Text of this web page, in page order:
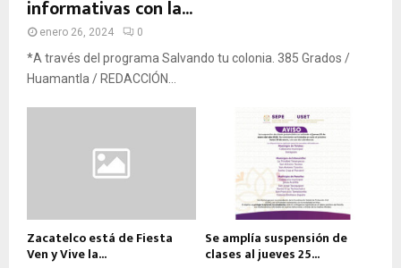
informativas con la...
enero 26, 2024 0
*A través del programa Salvando tu colonia. 385 Grados /
Huamantla / REDACCIÓN...
Zacatelco está de Fiesta
Ven y Vive la...
Se amplía suspensión de
clases al jueves 25...